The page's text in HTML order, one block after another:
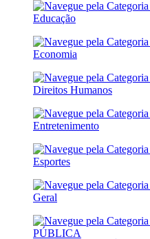
Educação
Economia
Direitos Humanos
Entretenimento
Esportes
Geral